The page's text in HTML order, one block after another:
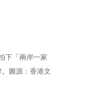
下「兩岸一家
圖源：香港文